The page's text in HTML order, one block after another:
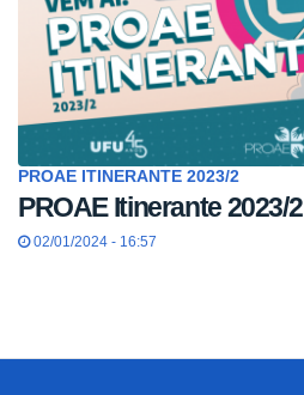
PROAE ITINERANTE 2023/2
PROAE Itinerante 2023/2
02/01/2024 - 16:57